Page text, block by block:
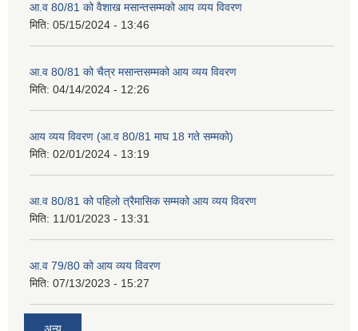
आ.व 80/81 को वैशाख मसान्तसम्मको आय व्यय विवरण
मिति: 05/15/2024 - 13:46
आ.व 80/81 को चैत्र मसान्तसम्मको आय व्यय विवरण
मिति: 04/14/2024 - 12:26
आय व्यय विवरण (आ.व 80/81 माघ 18 गते सम्मको)
मिति: 02/01/2024 - 13:19
आ.व 80/81 को पहिलो त्रैमासिक सम्मको आय व्यय विवरण
मिति: 11/01/2023 - 13:31
आ.व 79/80 को आय व्यय विवरण
मिति: 07/13/2023 - 15:27
अन्य